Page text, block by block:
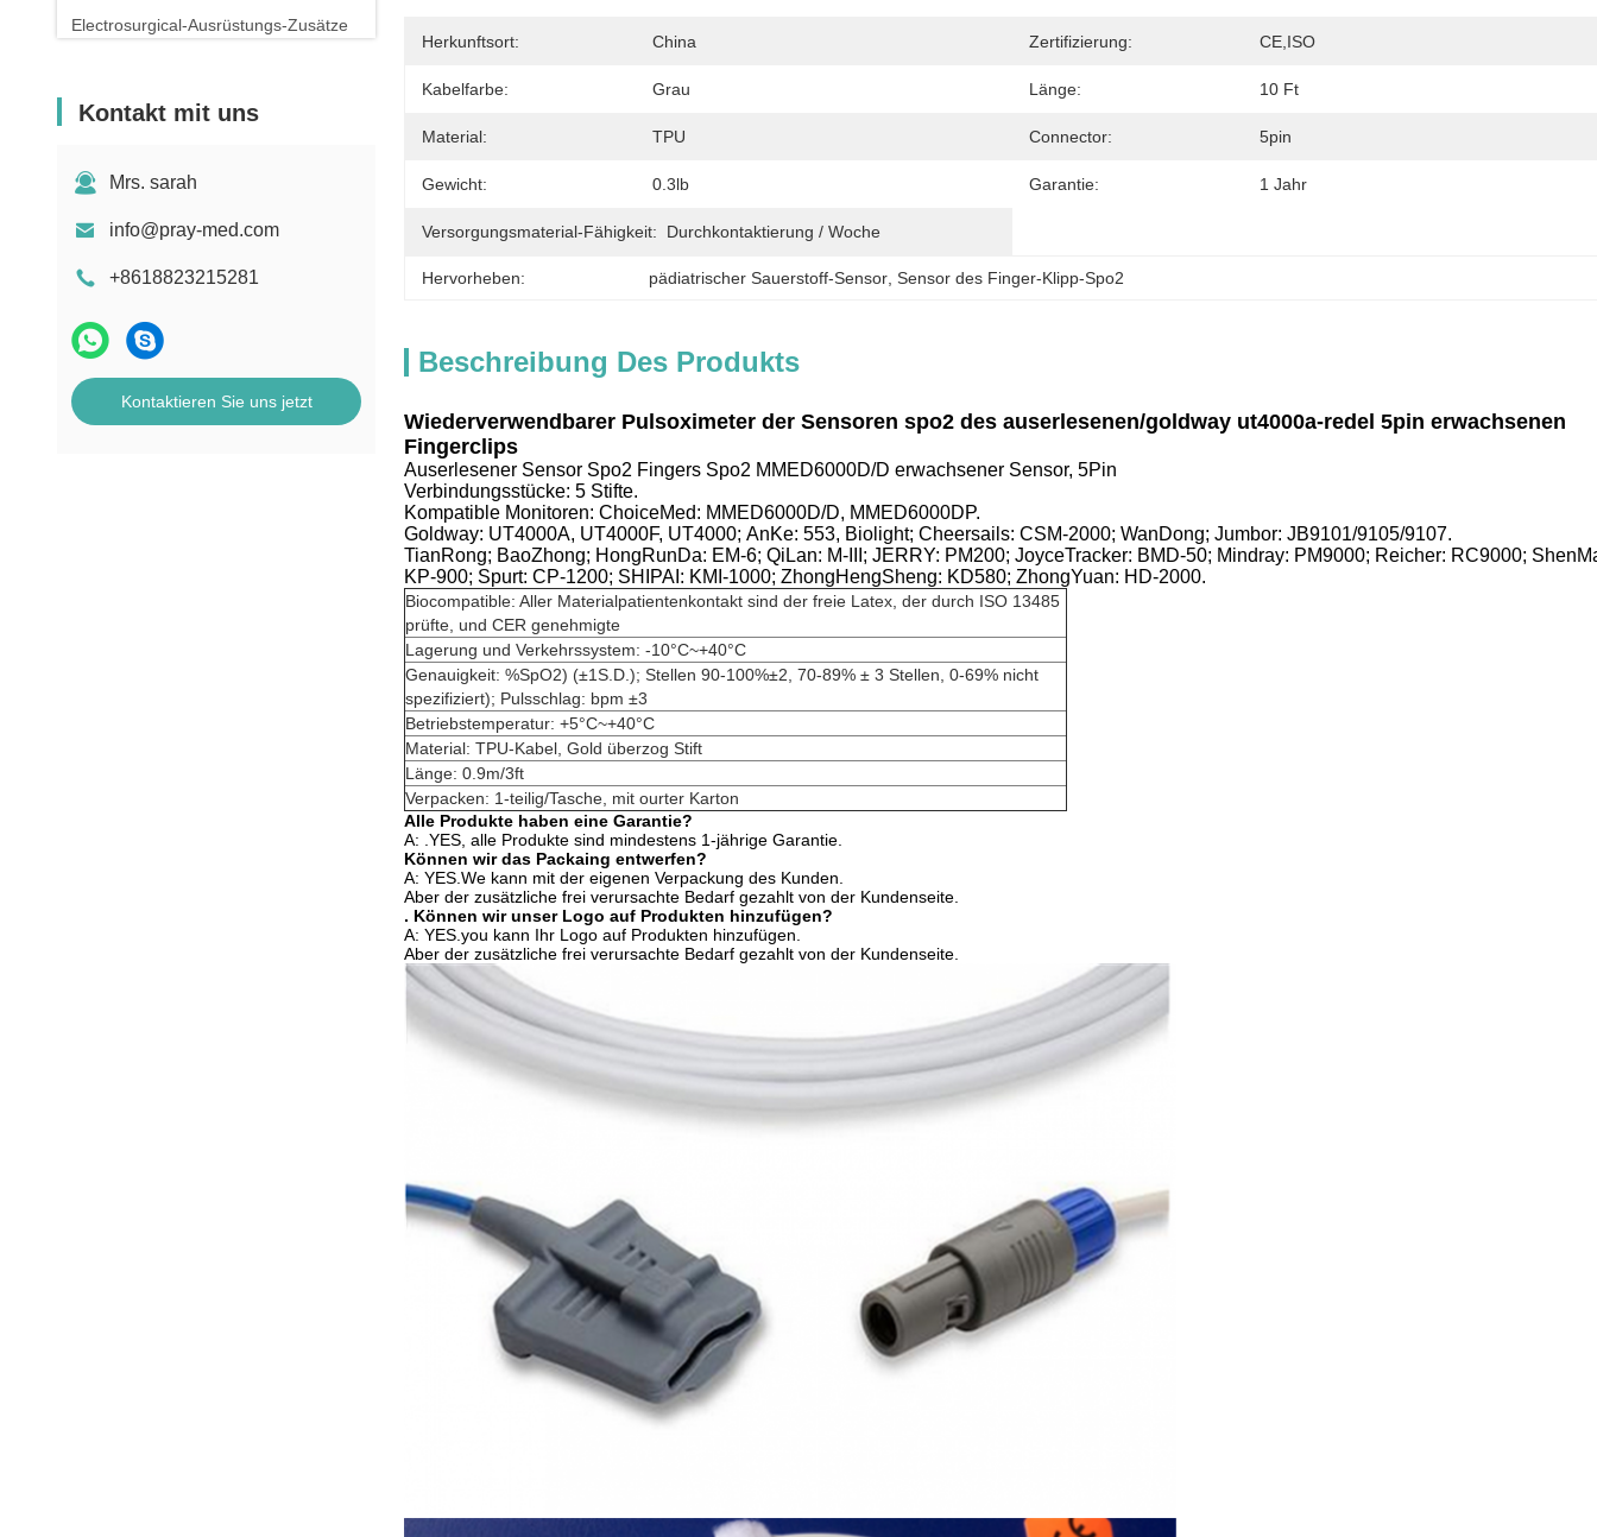
Electrosurgical-Ausrüstungs-Zusätze
Kontakt mit uns
Mrs. sarah
info@pray-med.com
+8618823215281
Kontaktieren Sie uns jetzt
Herkunftsort: China Zertifizierung: CE,ISO
Kabelfarbe: Grau Länge: 10 Ft
Material: TPU Connector: 5pin
Gewicht: 0.3lb Garantie: 1 Jahr
Versorgungsmaterial-Fähigkeit: Durchkontaktierung / Woche
Hervorheben: pädiatrischer Sauerstoff-Sensor , Sensor des Finger-Klipp-Spo2
Beschreibung Des Produkts
Wiederverwendbarer Pulsoximeter der Sensoren spo2 des auserlesenen/goldway ut4000a-redel 5pin erwachsenen
Fingerclips
Auserlesener Sensor Spo2 Fingers Spo2 MMED6000D/D erwachsener Sensor, 5Pin
Verbindungsstücke: 5 Stifte.
Kompatible Monitoren: ChoiceMed: MMED6000D/D, MMED6000DP.
Goldway: UT4000A, UT4000F, UT4000; AnKe: 553, Biolight; Cheersails: CSM-2000; WanDong; Jumbor: JB9101/9105/9107.
TianRong; BaoZhong; HongRunDa: EM-6; QiLan: M-III; JERRY: PM200; JoyceTracker: BMD-50; Mindray: PM9000; Reicher: RC9000;
KP-900; Spurt: CP-1200; SHIPAI: KMI-1000; ZhongHengSheng: KD580; ZhongYuan: HD-2000.
Biocompatible: Aller Materialpatientenkontakt sind der freie Latex, der durch ISO 13485
prüfte, und CER genehmigte
Lagerung und Verkehrssystem: -10°C~+40°C
Genauigkeit: %SpO2) (±1S.D.); Stellen 90-100%±2, 70-89% ± 3 Stellen, 0-69% nicht
spezifiziert); Pulsschlag: bpm ±3
Betriebstemperatur: +5°C~+40°C
Material: TPU-Kabel, Gold überzog Stift
Länge: 0.9m/3ft
Verpacken: 1-teilig/Tasche, mit ourter Karton
Alle Produkte haben eine Garantie?
A: .YES, alle Produkte sind mindestens 1-jährige Garantie.
Können wir das Packaing entwerfen?
A: YES.We kann mit der eigenen Verpackung des Kunden.
Aber der zusätzliche frei verursachte Bedarf gezahlt von der Kundenseite.
. Können wir unser Logo auf Produkten hinzufügen?
A: YES.you kann Ihr Logo auf Produkten hinzufügen.
Aber der zusätzliche frei verursachte Bedarf gezahlt von der Kundenseite.